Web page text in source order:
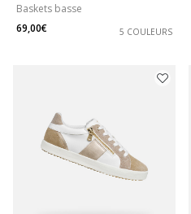
Baskets basse
69,00€
5 COULEURS